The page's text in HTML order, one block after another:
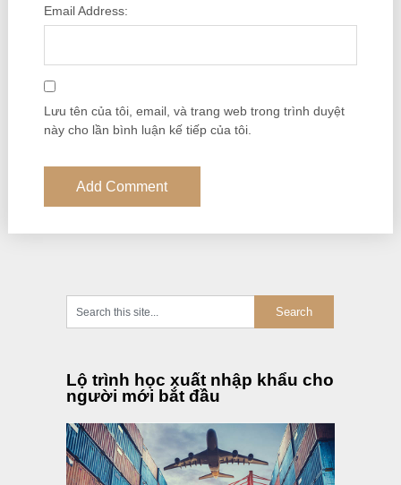
Email Address:
Lưu tên của tôi, email, và trang web trong trình duyệt
này cho lần bình luận kế tiếp của tôi.
Lộ trình học xuất nhập khẩu cho
người mới bắt đầu